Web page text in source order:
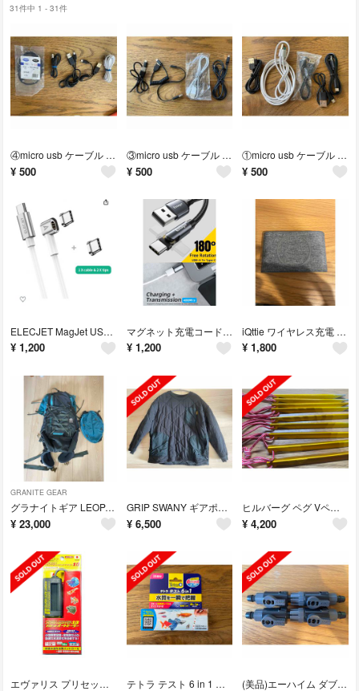
31件中 1 - 31件
④micro usb ケーブル 5本セット マイクロUSB
¥ 500
③micro usb ケーブル 5本セット マイクロUSB
¥ 500
①micro usb ケーブル 5本セット マイクロUSB
¥ 500
ELECJET MagJet USB-C マグネット ケーブル 充電
¥ 1,200
マグネット充電コード セット TypeC×2,MicroUSB×1
¥ 1,200
iQttie ワイヤレス充電 QI+USBポート
¥ 1,800
GRANITE GEAR
グラナイトギア LEOPARD A.C.58 軽量 登山 リュック 冬山登山
¥ 23,000
GRIP SWANY ギアポケット キルティング スウェット トレーナー
¥ 6,500
ヒルバーグ ペグ Vペグ DACペグ 9本
¥ 4,200
エヴァリス プリセット オートヒーター 10 テトラ テスト 6 in 1 水質調査試験紙 (美品)エーハイム ダブルタップ 12/16mm 2本セット